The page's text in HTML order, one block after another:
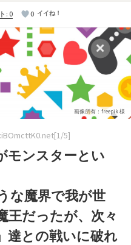
: 0 0 イイね！
画像所有：freepik 様
5]
モンスターとい
な魔界で我が世
王だったが、次々
達との戦いに破れ